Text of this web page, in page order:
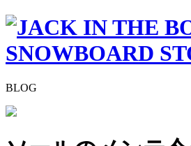
BLOG